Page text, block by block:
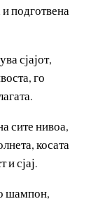
и подготвена
сјајот,
го
сите нивоа,
косата
и сјај.
шампон,